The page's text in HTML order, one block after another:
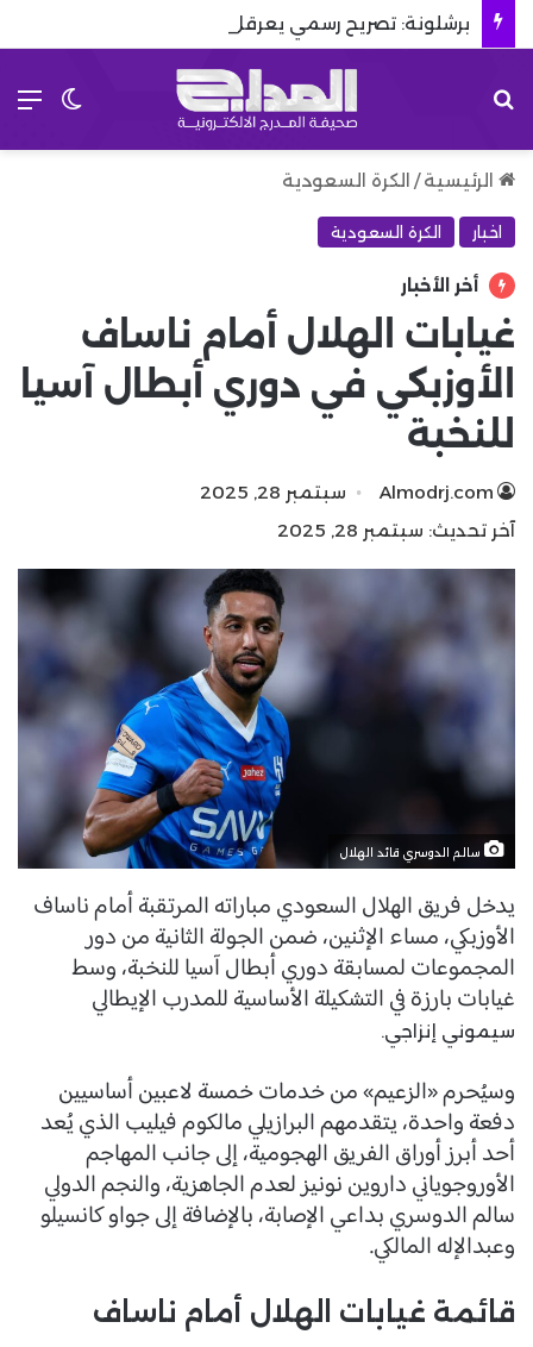
برشلونة: تصريح رسمي يعرقل صفقة المستقبل
الرئيسية / الكرة السعودية
اخبار الكرة السعودية
أخر الأخبار
غيابات الهلال أمام ناساف
الأوزبكي في دوري أبطال آسيا
للنخبة
Almodrj.com
سبتمبر 28, 2025
آخر تحديث: سبتمبر 28, 2025
سالم الدوسري قائد الهلال
يدخل فريق الهلال السعودي مباراته المرتقبة أمام ناساف
الأوزبكي، مساء الإثنين، ضمن الجولة الثانية من دور
المجموعات لمسابقة دوري أبطال آسيا للنخبة، وسط
غيابات بارزة في التشكيلة الأساسية للمدرب الإيطالي
سيموني إنزاجي.
وسيُحرم «الزعيم» من خدمات خمسة لاعبين أساسيين
دفعة واحدة، يتقدمهم البرازيلي مالكوم فيليب الذي يُعد
أحد أبرز أوراق الفريق الهجومية، إلى جانب المهاجم
الأوروجوياني داروين نونيز لعدم الجاهزية، والنجم الدولي
سالم الدوسري بداعي الإصابة، بالإضافة إلى جواو كانسيلو
وعبدالإله المالكي.
قائمة غيابات الهلال أمام ناساف